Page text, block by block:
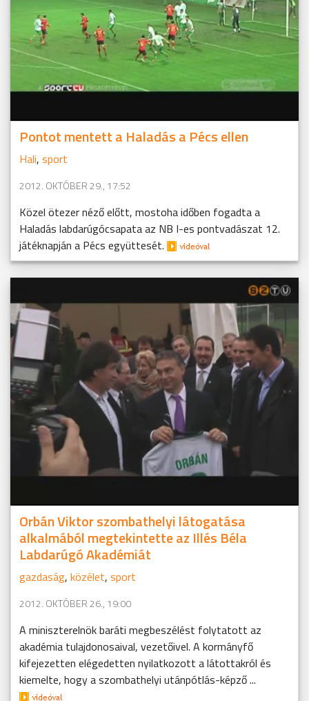
Pontot mentett a Haladás a Pécs ellen
Hali, sport
2012. OKTÓBER 29., 17:52
Közel ötezer néző előtt, mostoha időben fogadta a
Haladás labdarúgócsapata az NB I-es pontvadászat 12.
játéknapján a Pécs együttesét.
Orbán Viktor szombathelyi látogatása
alkalmából megtekintette az Illés Béla
Labdarúgó Akadémiát
gazdaság, közélet, sport
2012. OKTÓBER 26., 19:00
A miniszterelnök baráti megbeszélést folytatott az
akadémia tulajdonosaival, vezetőivel. A kormányfő
kifejezetten elégedetten nyilatkozott a látottakról és
kiemelte, hogy a szombathelyi utánpótlás-képző ...